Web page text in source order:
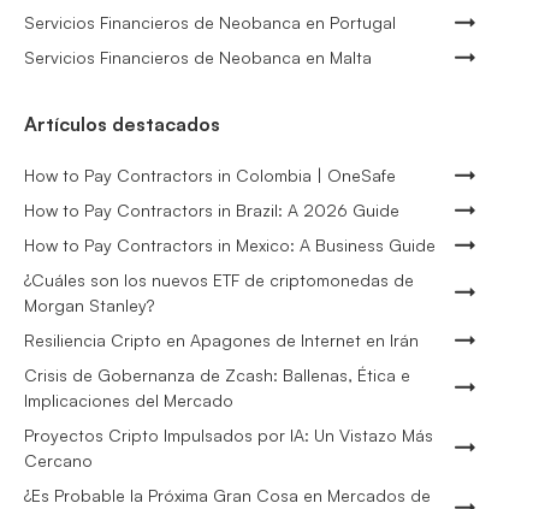
Servicios Financieros de Neobanca en Portugal
Servicios Financieros de Neobanca en Malta
Artículos destacados
How to Pay Contractors in Colombia | OneSafe
How to Pay Contractors in Brazil: A 2026 Guide
How to Pay Contractors in Mexico: A Business Guide
¿Cuáles son los nuevos ETF de criptomonedas de
Morgan Stanley?
Resiliencia Cripto en Apagones de Internet en Irán
Crisis de Gobernanza de Zcash: Ballenas, Ética e
Implicaciones del Mercado
Proyectos Cripto Impulsados por IA: Un Vistazo Más
Cercano
¿Es Probable la Próxima Gran Cosa en Mercados de